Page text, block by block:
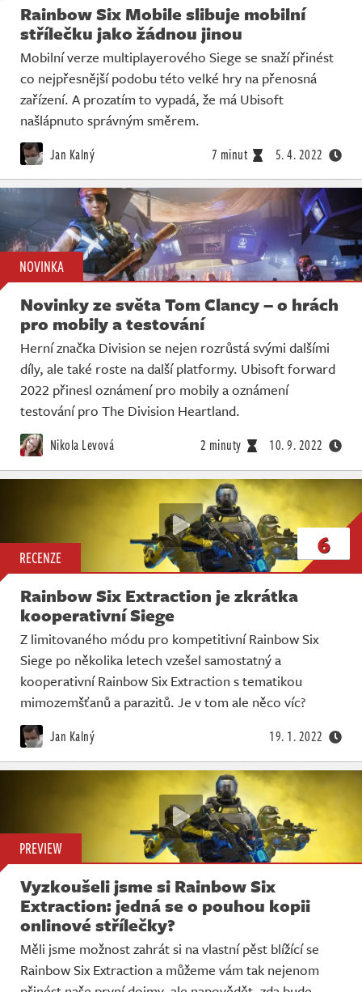
Rainbow Six Mobile slibuje mobilní
střílečku jako žádnou jinou
Mobilní verze multiplayerového Siege se snaží přinést
co nejpřesnější podobu této velké hry na přenosná
zařízení. A prozatím to vypadá, že má Ubisoft
našlápnuto správným směrem.
Jan Kalný 7 minut 5. 4. 2022
NOVINKA
Novinky ze světa Tom Clancy – o hrách
pro mobily a testování
Herní značka Division se nejen rozrůstá svými dalšími
díly, ale také roste na další platformy. Ubisoft forward
2022 přinesl oznámení pro mobily a oznámení
testování pro The Division Heartland.
Nikola Levová 2 minuty 10. 9. 2022
RECENZE 6
Rainbow Six Extraction je zkrátka
kooperativní Siege
Z limitovaného módu pro kompetitivní Rainbow Six
Siege po několika letech vzešel samostatný a
kooperativní Rainbow Six Extraction s tematikou
mimozemšťanů a parazitů. Je v tom ale něco víc?
Jan Kalný 19. 1. 2022
PREVIEW
Vyzkoušeli jsme si Rainbow Six
Extraction: jedná se o pouhou kopii
onlinové střílečky?
Měli jsme možnost zahrát si na vlastní pěst blížící se
Rainbow Six Extraction a můžeme vám tak nejenom